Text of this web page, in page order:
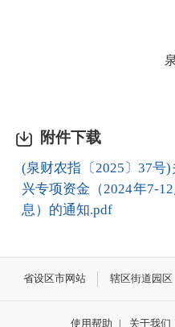
泉
附件下载
(泉财农指〔2025〕37号
兴专项资金（2024年7-
息）的通知.pdf
省设区市网站 辖区街道园区
使用帮助 | 关于我们